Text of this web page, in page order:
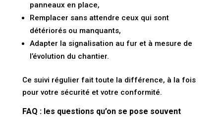
panneaux en place,
Remplacer sans attendre ceux qui sont
détériorés ou manquants,
Adapter la signalisation au fur et à mesure de
l’évolution du chantier.
Ce suivi régulier fait toute la différence, à la fois
pour votre sécurité et votre conformité.
FAQ : les questions qu’on se pose souvent